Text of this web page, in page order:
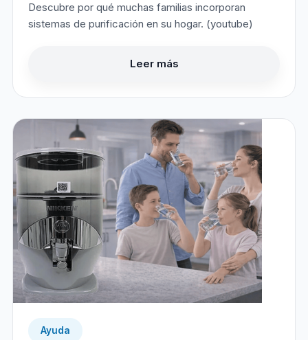
Descubre por qué muchas familias incorporan
sistemas de purificación en su hogar. (youtube)
Leer más
Ayuda